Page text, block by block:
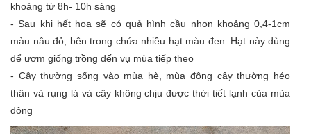
khoảng từ 8h- 10h sáng
- Sau khi hết hoa sẽ có quả hình cầu nhọn khoảng 0,4-1cm
màu nâu đỏ, bên trong chứa nhiều hạt màu đen. Hạt này dùng
để ươm giống trồng đến vụ mùa tiếp theo
- Cây thường sống vào mùa hè, mùa đông cây thường héo
thân và rụng lá và cây không chịu được thời tiết lạnh của mùa
đông